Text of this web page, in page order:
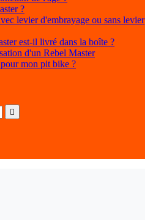
?
levier d'embrayage ou sans levier
est-il livré dans la boîte ?
d'un Rebel Master
mon pit bike ?
